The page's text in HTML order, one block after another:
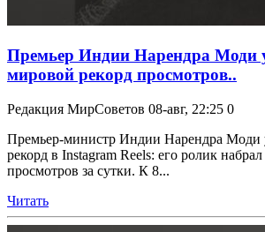
Премьер Индии Нарендра Моди
мировой рекорд просмотров..
Редакция МирСоветов 08-авг, 22:25 0
Премьер-министр Индии Нарендра Моди
рекорд в Instagram Reels: его ролик
просмотров за сутки. К 8...
Читать